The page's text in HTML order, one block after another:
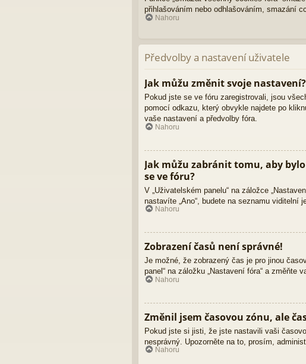
přihlašováním nebo odhlašováním, smazání
Nahoru
Předvolby a nastavení uživatele
Jak můžu změnit svoje nastavení?
Pokud jste se ve fóru zaregistrovali, jsou
pomocí odkazu, který obvykle najdete po
vaše nastavení a předvolby fóra.
Nahoru
Jak můžu zabránit tomu, aby
se ve fóru?
V „Uživatelském panelu“ na záložce
nastavíte „Ano“, budete na seznamu viditelní
Nahoru
Zobrazení časů není správné!
Je možné, že zobrazený čas je pro jinou
panel“ na záložku „Nastavení fóra“ a
Nahoru
Změnil jsem časovou zónu, ale
Pokud jste si jisti, že jste nastavili vaši
nesprávný. Upozorněte na to, prosím,
Nahoru